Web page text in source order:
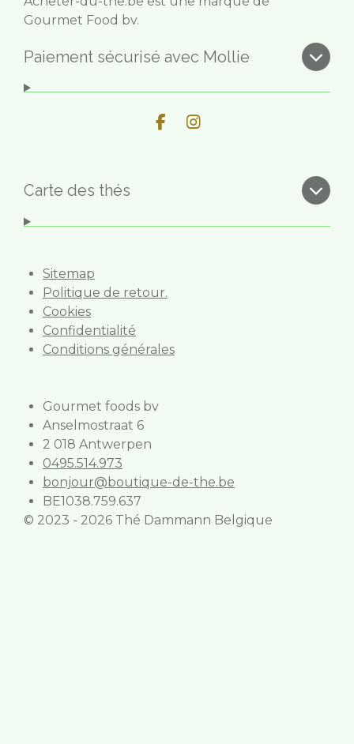
Gourmet Food bv.
Paiement sécurisé avec Mollie
F
I
Carte des thés
Sitemap
Politique de retour.
Cookies
Confidentialité
Conditions générales
Gourmet foods bv
Anselmostraat 6
2 018 Antwerpen
0495.514.973
bonjour@boutique-de-the.be
BE1038.759.637
© 2023 - 2026 Thé Dammann Belgique